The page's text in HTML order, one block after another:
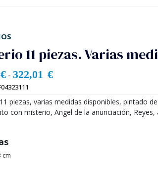
11 piezas. Varias
€- 322,01 €
piezas, varias medidas disponibles, pintado
con misterio, Angel de la anunciación,
cm